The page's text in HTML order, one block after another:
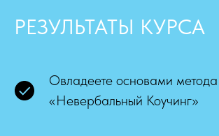
РЕЗУЛЬТАТЫ КУРСА
Овладеете основами метода
«Невербальный Коучинг»